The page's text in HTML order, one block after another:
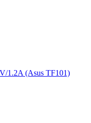
1.2A (Asus TF101)